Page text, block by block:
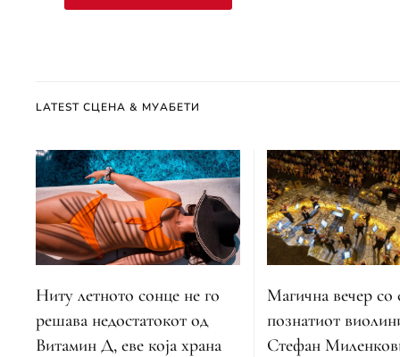
LATEST СЦЕНА & МУАБЕТИ
Ниту летното сонце не го
решава недостатокот од
Витамин Д, еве која храна
Магична вечер со
познатиот
Стефан